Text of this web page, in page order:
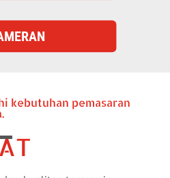
kebutuhan pemasaran